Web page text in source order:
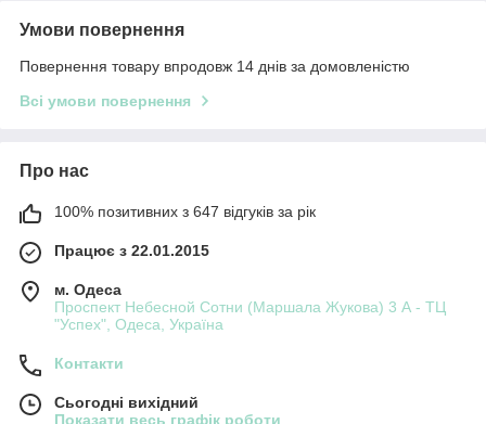
Умови повернення
Повернення товару впродовж 14 днів за домовленістю
Всі умови повернення
Про нас
100% позитивних з 647 відгуків за рік
Працює з 22.01.2015
м. Одеса
Проспект Небесной Сотни (Маршала Жукова) 3 А - ТЦ
"Успех", Одеса, Україна
Контакти
Сьогодні вихідний
Показати весь графік роботи